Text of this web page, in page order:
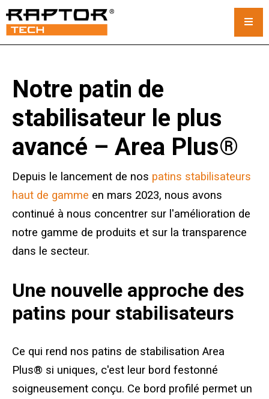
Tapis standard
Tapis pour grues personnalisés
Tapis pour grue sur chenilles
Location de tapis pour grues
Système de rack et de pile
Coussins stabilisateurs
Coussinets de stabilisateurs haut de gamme
Patins magnétiques pour stabilisateurs
Blocage des orteils
Notre patin de
stabilisateur le plus
avancé – Area Plus®
Depuis le lancement de nos patins stabilisateurs
haut de gamme en mars 2023, nous avons
continué à nous concentrer sur l'amélioration de
notre gamme de produits et sur la transparence
dans le secteur.
Une nouvelle approche des
patins pour stabilisateurs
Ce qui rend nos patins de stabilisation Area
Plus® si uniques, c'est leur bord festonné
soigneusement conçu. Ce bord profilé permet un